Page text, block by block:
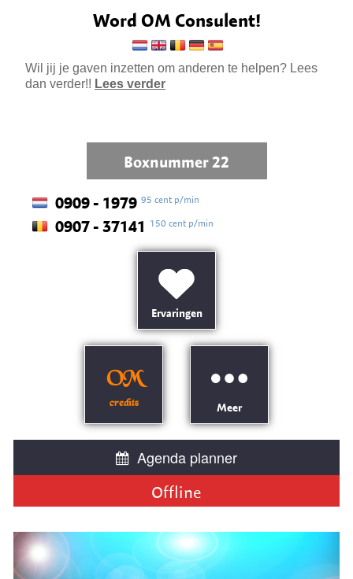
Word OM Consulent!
Wil jij je gaven inzetten om anderen te helpen? Lees
dan verder!! Lees verder
Boxnummer 22
0909 - 1979 95 cent p/min
0907 - 37141 150 cent p/min
Ervaringen
OM
credits Meer
Agenda planner
Offline